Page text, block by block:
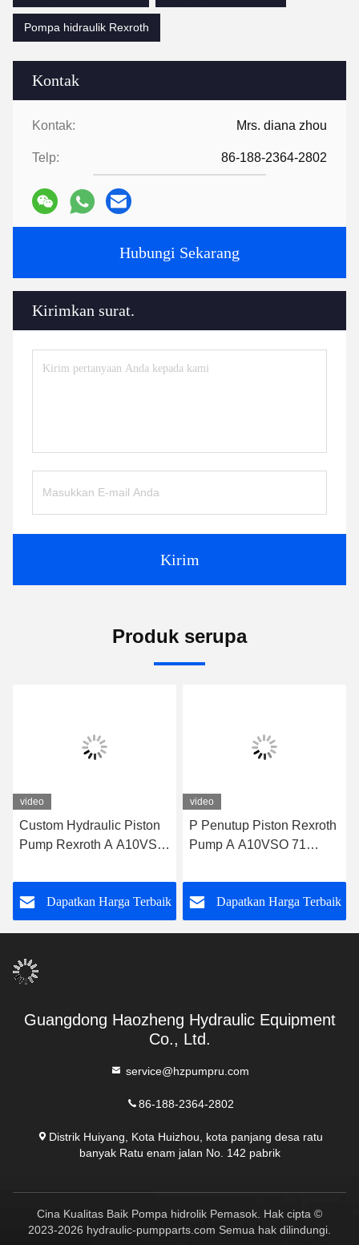
Kontak
Kontak: Mrs. diana zhou
Telp: 86-188-2364-2802
Hubungi Sekarang
Kirimkan surat.
Kirim
Pompa hidraulik Rexroth
Produk serupa
video
Custom Hydraulic Piston
Pump Rexroth A A10VSO
PRA12KD5
Dapatkan Harga Terbaik
video
P Penutup Piston Rexroth
Pump A A10VSO 71
PRC12KC3 -SO479
Dapatkan Harga Terbaik
Guangdong Haozheng Hydraulic Equipment
Co., Ltd.
service@hzpumpru.com
86-188-2364-2802
Distrik Huiyang, Kota Huizhou, kota panjang desa ratu
banyak Ratu enam jalan No. 142 pabrik
Cina Kualitas Baik Pompa hidrolik Pemasok. Hak cipta ©
2023-2026 hydraulic-pumpparts.com Semua hak dilindungi.